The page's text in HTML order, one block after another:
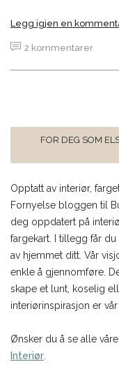
Legg igjen en
2 kommentarer
FOR DEG SOM
Opptatt av interiør,
Fornyelse bloggen til
deg oppdatert på
fargekart. I tillegg får
av hjemmet ditt. Vår
enkle å gjennomføre.
skape et lunt, koselig
interiørinspirasjon er
Ønsker du å se alle
Interiør